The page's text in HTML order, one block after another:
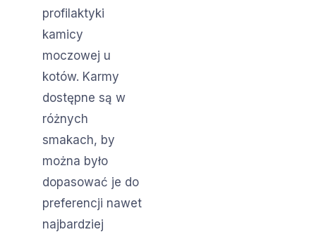
profilaktyki
kamicy
moczowej u
kotów. Karmy
dostępne są w
różnych
smakach, by
można było
dopasować je do
preferencji nawet
najbardziej